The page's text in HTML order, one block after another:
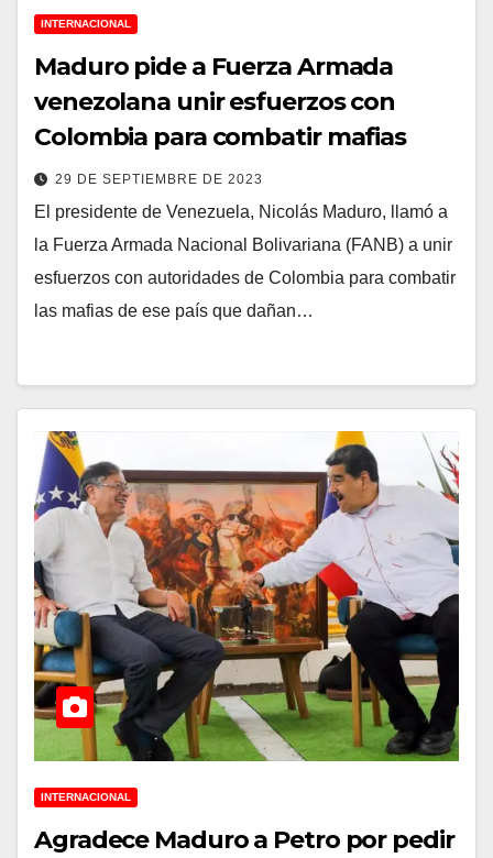
INTERNACIONAL
Maduro pide a Fuerza Armada
venezolana unir esfuerzos con
Colombia para combatir mafias
29 DE SEPTIEMBRE DE 2023
El presidente de Venezuela, Nicolás Maduro, llamó a
la Fuerza Armada Nacional Bolivariana (FANB) a unir
esfuerzos con autoridades de Colombia para combatir
las mafias de ese país que dañan…
INTERNACIONAL
Agradece Maduro a Petro por pedir